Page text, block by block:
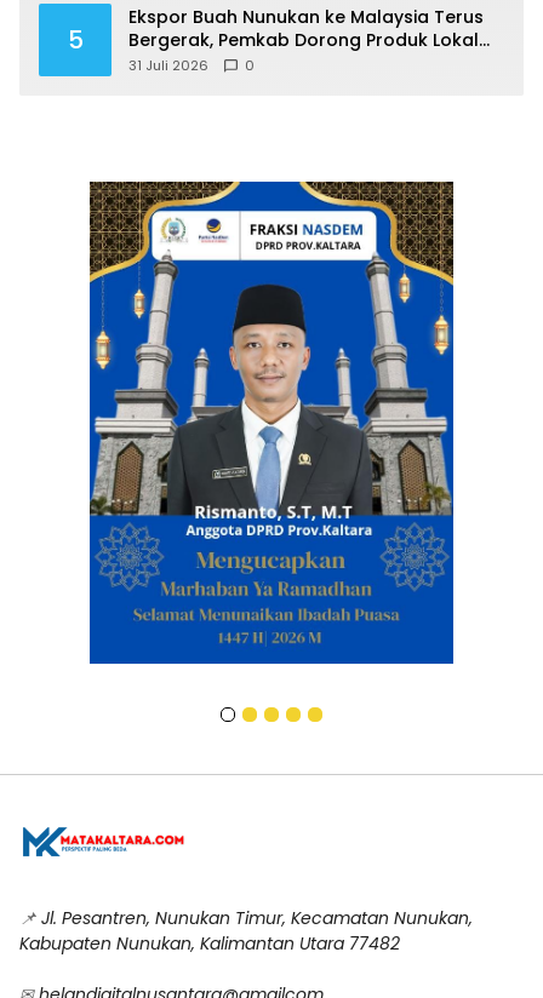
5
Ekspor Buah Nunukan ke Malaysia Terus
Bergerak, Pemkab Dorong Produk Lokal
Naik Kelas
31 Juli 2026 0
📌 Jl. Pesantren, Nunukan Timur, Kecamatan Nunukan,
Kabupaten Nunukan, Kalimantan Utara 77482